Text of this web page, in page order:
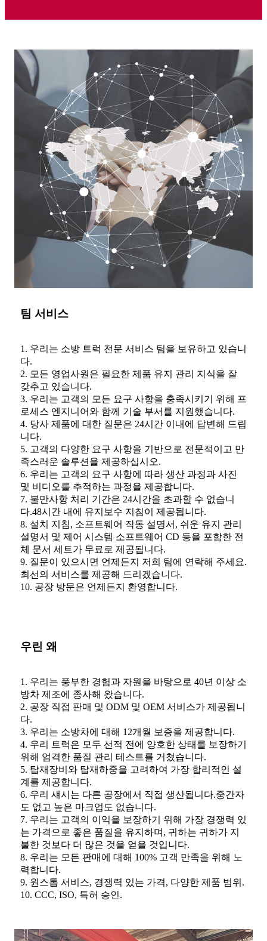
팀 서비스
1. 우리는 소방 트럭 전문 서비스 팀을 보유하고 있습니
다.
2. 모든 영업사원은 필요한 제품 유지 관리 지식을 잘
갖추고 있습니다.
3. 우리는 고객의 모든 요구 사항을 충족시키기 위해 프
로세스 엔지니어와 함께 기술 부서를 지원했습니다.
4. 당사 제품에 대한 질문은 24시간 이내에 답변해 드립
니다.
5. 고객의 다양한 요구 사항을 기반으로 전문적이고 만
족스러운 솔루션을 제공하십시오.
6. 우리는 고객의 요구 사항에 따라 생산 과정과 사진
및 비디오를 추적하는 과정을 제공합니다.
7. 불만사항 처리 기간은 24시간을 초과할 수 없습니
다.48시간 내에 유지보수 지침이 제공됩니다.
8. 설치 지침, 소프트웨어 작동 설명서, 쉬운 유지 관리
설명서 및 제어 시스템 소프트웨어 CD 등을 포함한 전
체 문서 세트가 무료로 제공됩니다.
9. 질문이 있으시면 언제든지 저희 팀에 연락해 주세요.
최선의 서비스를 제공해 드리겠습니다.
10. 공장 방문은 언제든지 환영합니다.
우린 왜
1. 우리는 풍부한 경험과 자원을 바탕으로 40년 이상 소
방차 제조에 종사해 왔습니다.
2. 공장 직접 판매 및 ODM 및 OEM 서비스가 제공됩니
다.
3. 우리는 소방차에 대해 12개월 보증을 제공합니다.
4. 우리 트럭은 모두 선적 전에 양호한 상태를 보장하기
위해 엄격한 품질 관리 테스트를 거쳤습니다.
5. 탑재장비와 탑재하중을 고려하여 가장 합리적인 설
계를 제공합니다.
6. 우리 섀시는 다른 공장에서 직접 생산됩니다.중간자
도 없고 높은 마크업도 없습니다.
7. 우리는 고객의 이익을 보장하기 위해 가장 경쟁력 있
는 가격으로 좋은 품질을 유지하며, 귀하는 귀하가 지
불한 것보다 더 많은 것을 얻을 것입니다.
8. 우리는 모든 판매에 대해 100% 고객 만족을 위해 노
력합니다.
9. 원스톱 서비스, 경쟁력 있는 가격, 다양한 제품 범위.
10. CCC, ISO, 특허 승인.